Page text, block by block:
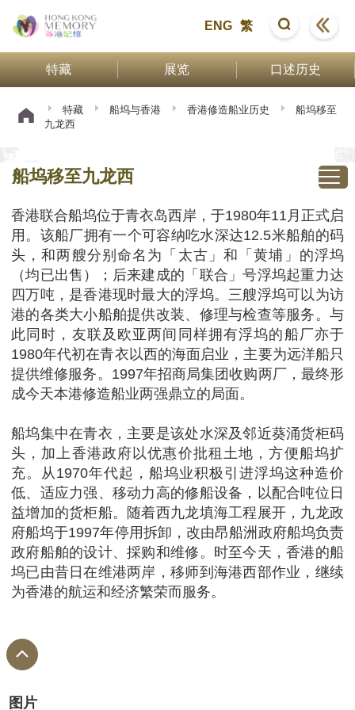
ENG 繁
特藏 展览 口述历史
特藏 船坞与香港 香港修造船业历史
船坞移至
九龙西
船坞移至九龙西
香港联合船坞位于青衣岛西岸，于1980年11月正式启
用。该船厂拥有一个可容纳吃水深达12.5米船舶的码
头，和两艘分别命名为「太古」和「黄埔」的浮坞
（均已出售）；后来建成的「联合」号浮坞起重力达
四万吨，是香港现时最大的浮坞。三艘浮坞可以为访
港的各类大小船舶提供改装、修理与检查等服务。与
此同时，友联及欧亚两间同样拥有浮坞的船厂亦于
1980年代初在青衣以西的海面启业，主要为远洋船只
提供维修服务。1997年招商局集团收购两厂，最终形
成今天本港修造船业两强鼎立的局面。
船坞集中在青衣，主要是该处水深及邻近葵涌货柜码
头，加上香港政府以优惠价批租土地，方便船坞扩
充。从1970年代起，船坞业积极引进浮坞这种造价
低、适应力强、移动力高的修船设备，以配合吨位日
益增加的货柜船。随着西九龙填海工程展开，九龙政
府船坞于1997年停用拆卸，改由昂船洲政府船坞负责
政府船舶的设计、採购和维修。时至今天，香港的船
坞已由昔日在维港两岸，移师到海港西部作业，继续
为香港的航运和经济繁荣而服务。
图片